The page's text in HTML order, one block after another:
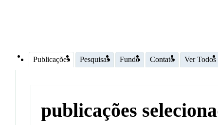
Publicações Pesquisas Fundo Contato Ver Todos
publicações